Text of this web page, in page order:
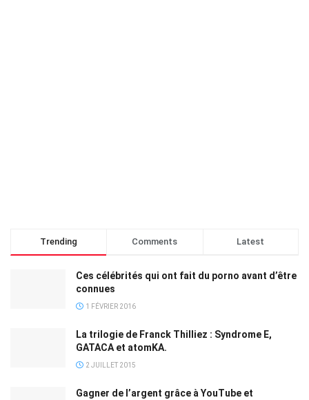
Trending Comments Latest
Ces célébrités qui ont fait du porno avant d’être
connues
1 FÉVRIER 2016
La trilogie de Franck Thilliez : Syndrome E,
GATACA et atomKA.
2 JUILLET 2015
Gagner de l’argent grâce à YouTube et